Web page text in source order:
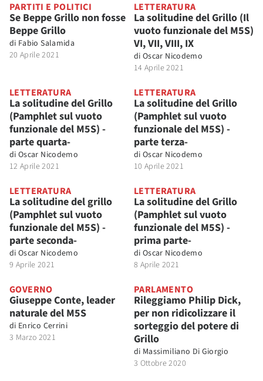
PARTITI E POLITICI
Se Beppe Grillo non fosse
Beppe Grillo
di Fabio Salamida
20 Aprile 2021
LETTERATURA
La solitudine del Grillo (Il
vuoto funzionale del M5S)
VI, VII, VIII, IX
di Oscar Nicodemo
14 Aprile 2021
LETTERATURA
La solitudine del Grillo
(Pamphlet sul vuoto
funzionale del M5S) -
parte quarta-
di Oscar Nicodemo
12 Aprile 2021
LETTERATURA
La solitudine del Grillo
(Pamphlet sul vuoto
funzionale del M5S) -
parte terza-
di Oscar Nicodemo
10 Aprile 2021
LETTERATURA
La solitudine del grillo
(Pamphlet sul vuoto
funzionale del M5S) -
parte seconda-
di Oscar Nicodemo
9 Aprile 2021
LETTERATURA
La solitudine del Grillo
(Pamphlet sul vuoto
funzionale del M5S) -
prima parte-
di Oscar Nicodemo
8 Aprile 2021
GOVERNO
Giuseppe Conte, leader
naturale del M5S
di Enrico Cerrini
3 Marzo 2021
PARLAMENTO
Rileggiamo Philip Dick,
per non ridicolizzare il
sorteggio del potere di
Grillo
di Massimiliano Di Giorgio
3 Ottobre 2020